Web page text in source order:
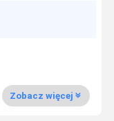
Zobacz więcej